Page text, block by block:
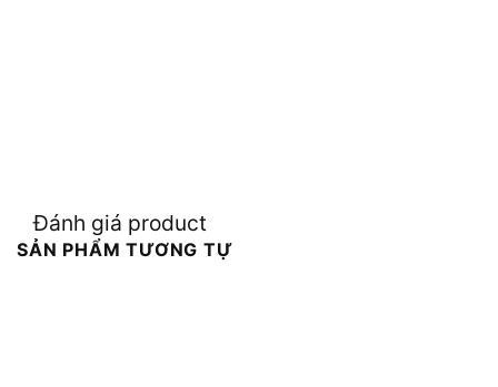
Đánh giá product
SẢN PHẨM TƯƠNG TỰ